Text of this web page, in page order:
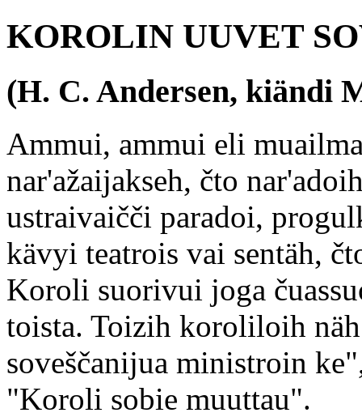
KOROLIN UUVET
(H. C. Andersen, kiändi
Ammui, ammui eli
nar'ažaijakseh, čto
ustraivaičči paradoi,
kävyi teatrois vai sentäh,
Koroli suorivui joga
toista. Toizih koroliloih
soveščanijua ministroin
"Koroli sobie muuttau".